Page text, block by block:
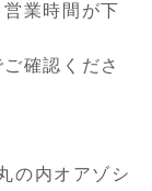
業時間が下
確認くださ
の内オアゾシ